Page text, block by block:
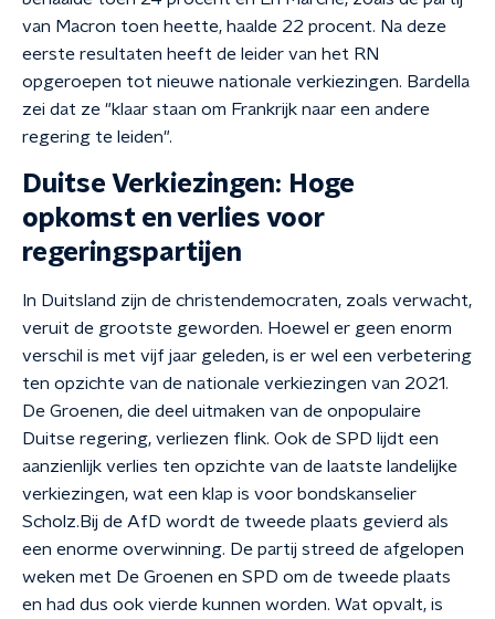
van Macron toen heette, haalde 22 procent. Na deze
eerste resultaten heeft de leider van het RN
opgeroepen tot nieuwe nationale verkiezingen. Bardella
zei dat ze "klaar staan om Frankrijk naar een andere
regering te leiden".
Duitse Verkiezingen: Hoge
opkomst en verlies voor
regeringspartijen
In Duitsland zijn de christendemocraten, zoals verwacht,
veruit de grootste geworden. Hoewel er geen enorm
verschil is met vijf jaar geleden, is er wel een verbetering
ten opzichte van de nationale verkiezingen van 2021.
De Groenen, die deel uitmaken van de onpopulaire
Duitse regering, verliezen flink. Ook de SPD lijdt een
aanzienlijk verlies ten opzichte van de laatste landelijke
verkiezingen, wat een klap is voor bondskanselier
Scholz.Bij de AfD wordt de tweede plaats gevierd als
een enorme overwinning. De partij streed de afgelopen
weken met De Groenen en SPD om de tweede plaats
en had dus ook vierde kunnen worden. Wat opvalt, is